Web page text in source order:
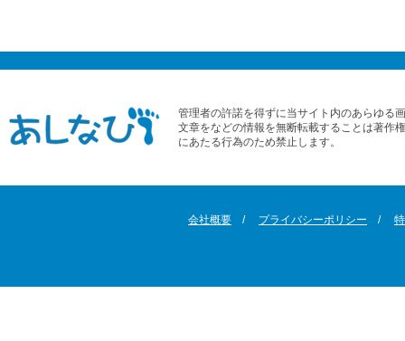
管理者の許諾を得ずに当サイト内のあらゆる
文章をなどの情報を無断転載することは著作
にあたる行為のため禁止します。
会社概要 プライバシーポリシー